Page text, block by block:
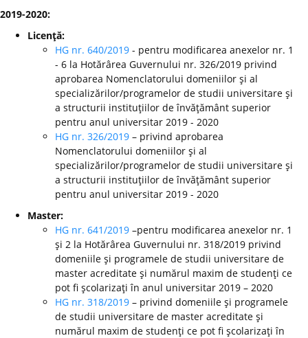
2019-2020:
Licenţă:
HG nr. 640/2019 - pentru modificarea anexelor nr. 1
- 6 la Hotărârea Guvernului nr. 326/2019 privind
aprobarea Nomenclatorului domeniilor şi al
specializărilor/programelor de studii universitare şi
a structurii instituţiilor de învăţământ superior
pentru anul universitar 2019 - 2020
HG nr. 326/2019 – privind aprobarea
Nomenclatorului domeniilor şi al
specializărilor/programelor de studii universitare şi
a structurii instituţiilor de învăţământ superior
pentru anul universitar 2019 - 2020
Master:
HG nr. 641/2019 –pentru modificarea anexelor nr. 1
şi 2 la Hotărârea Guvernului nr. 318/2019 privind
domeniile şi programele de studii universitare de
master acreditate şi numărul maxim de studenţi ce
pot fi şcolarizaţi în anul universitar 2019 – 2020
HG nr. 318/2019 – privind domeniile şi programele
de studii universitare de master acreditate şi
numărul maxim de studenţi ce pot fi şcolarizaţi în